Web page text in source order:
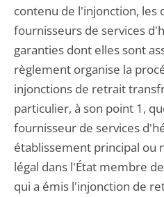
contenu de l'injonction, les
fournisseurs de services
garanties dont elles sont
règlement organise la
injonctions de retrait
particulier, à son point 1,
fournisseur de services
établissement principal ou
légal dans l'État membre
qui a émis l'injonction de